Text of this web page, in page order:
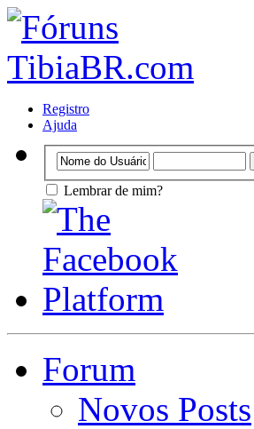
Registro
Ajuda
Lembrar de mim?
Forum
Novos Posts